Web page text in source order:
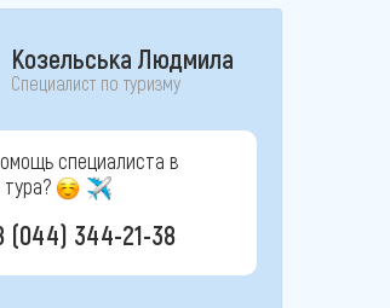
Козельська Людмила
Специалист по туризму
специалиста в
(044) 344-21-38